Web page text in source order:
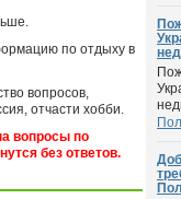
по отдыху в
вопросов,
отчасти хобби.
вопросы по
без ответов.